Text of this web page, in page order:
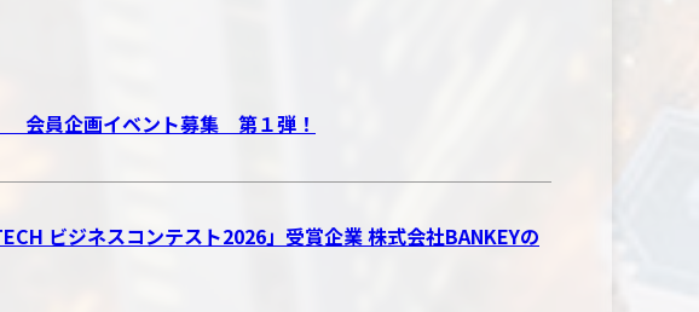
会員企画イベント募集 第１弾！
ビジネスコンテスト2026」受賞企業 株式会社BANKEYの